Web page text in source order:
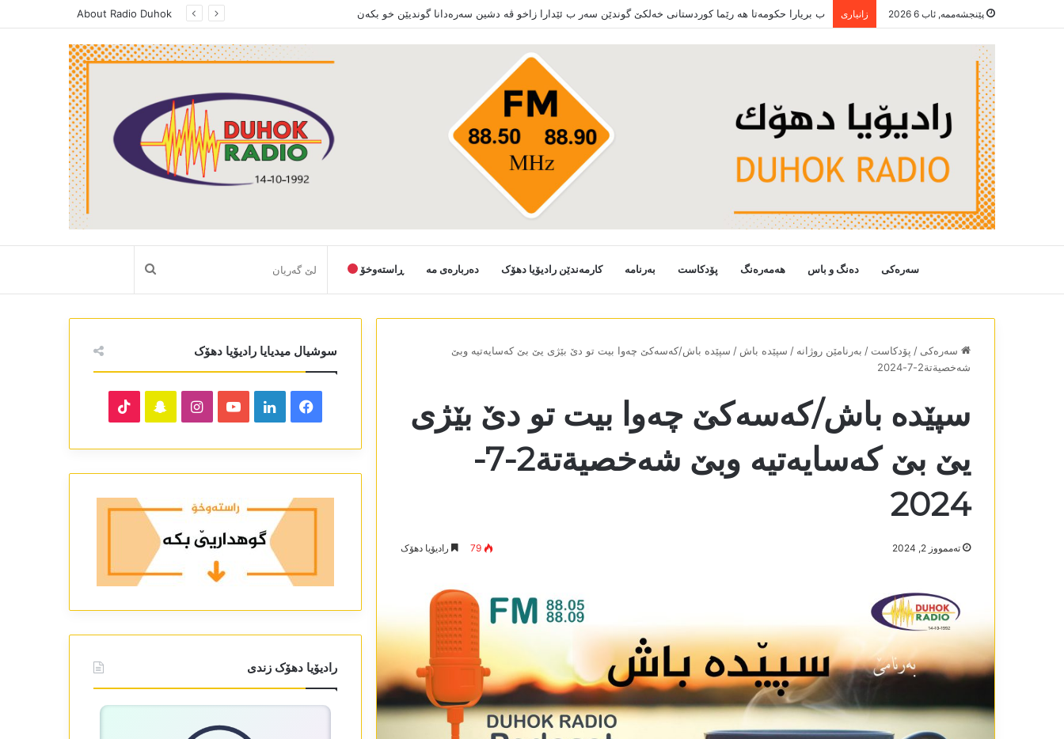
پێنجشەممە, ئاب 6 2026 زانیاری ب بریارا حکومەتا ھە رێما کوردستانی خەلکێ گوندێن سەر ب ئێدارا زاخو ڤە دشین سەرەدانا گوندیێن خو بکەن About Radio Duhok
سەرەکی دەنگ و باس هەمەرەنگ پۆدکاست بەرنامە کارمەندێن رادیۆیا دھۆک دەربارەی مە ڕاستەوخۆ لێ
گەریان
سەرەکی / پۆدکاست / بەرنامێن روژانە / سپێدە باش / سپێدە باش/کەسەکێ چەوا بیت تو دێ بێژی یێ بێ کەسایەتیە وبێ
شەخصيةتة2-7-2024
سپێدە باش/کەسەکێ چەوا بیت تو دێ بێژی
یێ بێ کەسایەتیە وبێ شەخصيةتة2-7-
2024
تەممووز 2, 2024 79 رادیۆیا دھۆک
سوشیال میدیایا رادیۆیا دھۆک
Facebook
LinkedIn
YouTube
Instagram
Snapchat
رادیۆیا دھۆک زندی